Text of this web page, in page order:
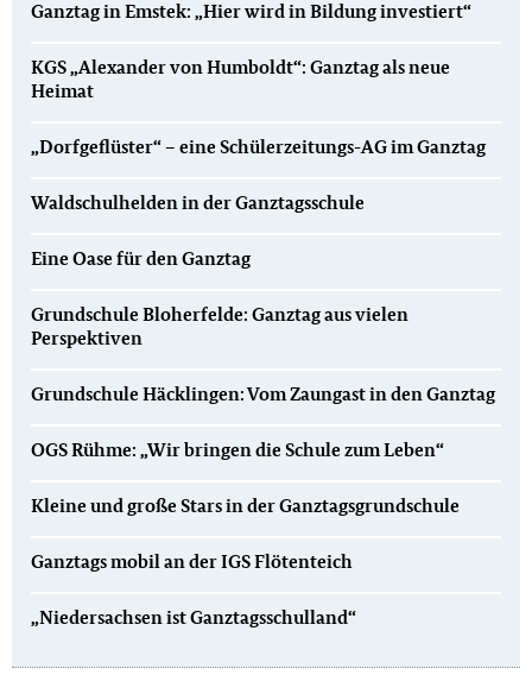
Ganztag in Emstek: „Hier wird in Bildung investiert“
KGS „Alexander von Humboldt“: Ganztag als neue
Heimat
„Dorfgeflüster“ – eine Schülerzeitungs-AG im Ganztag
Waldschulhelden in der Ganztagsschule
Eine Oase für den Ganztag
Grundschule Bloherfelde: Ganztag aus vielen
Perspektiven
Grundschule Häcklingen: Vom Zaungast in den Ganztag
OGS Rühme: „Wir bringen die Schule zum Leben“
Kleine und große Stars in der Ganztagsgrundschule
Ganztags mobil an der IGS Flötenteich
„Niedersachsen ist Ganztagsschulland“